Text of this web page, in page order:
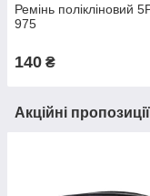
Ремінь полікліновий
975
140 ₴
Акційні